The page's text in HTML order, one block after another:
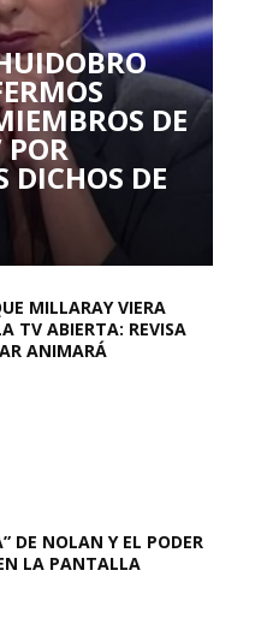
DE
POR
DICHOS DE
MILLARAY VIERA
TV ABIERTA: REVISA
ANIMARÁ
DE NOLAN Y EL PODER
LA PANTALLA